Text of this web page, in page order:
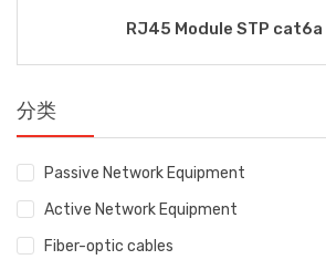
RJ45 Module STP cat6a
分类
Passive Network Equipment
Active Network Equipment
Fiber-optic cables